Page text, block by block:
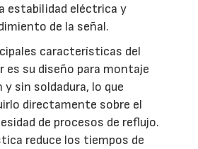
estabilidad eléctrica y
de la señal.
características del
es su diseño para montaje
sin soldadura, lo que
directamente sobre el
de procesos de reflujo.
reduce los tiempos de